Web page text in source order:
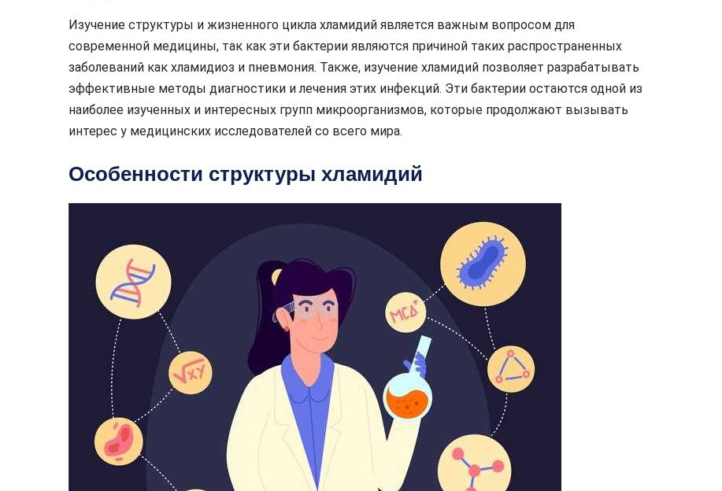
Изучение структуры и жизненного цикла хламидий является важным вопросом для
современной медицины, так как эти бактерии являются причиной таких распространенных
заболеваний как хламидиоз и пневмония. Также, изучение хламидий позволяет разрабатывать
эффективные методы диагностики и лечения этих инфекций. Эти бактерии остаются одной из
наиболее изученных и интересных групп микроорганизмов, которые продолжают вызывать
интерес у медицинских исследователей со всего мира.
Особенности структуры хламидий